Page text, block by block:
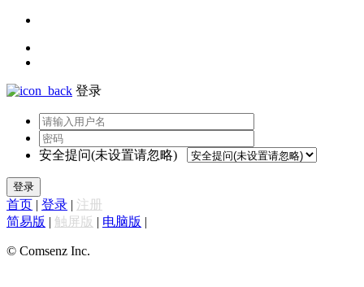
登录
安全提问(未设置请忽略)
登录
首页 | 登录 | 注册
简易版 | 触屏版 | 电脑版 |
© Comsenz Inc.